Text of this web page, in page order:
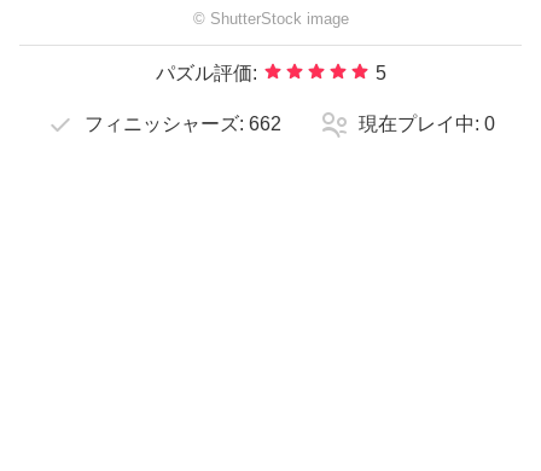
© ShutterStock image
パズル評価: 5
フィニッシャーズ: 662 現在プレイ中: 0